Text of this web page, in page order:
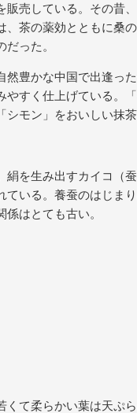
販売している。その昔
茶の薬効とともに桑
った。
豊かな中国で出逢っ
すく仕上げている。
モン」をおいしい抹茶
絹を生み出すカイコ（
いる。養蚕のはじま
はとても古い。
て柔らかい葉は天ぷ